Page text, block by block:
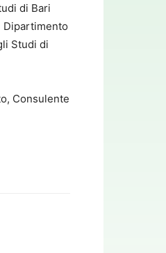
di Bari
Dipartimento
Studi di
Consulente